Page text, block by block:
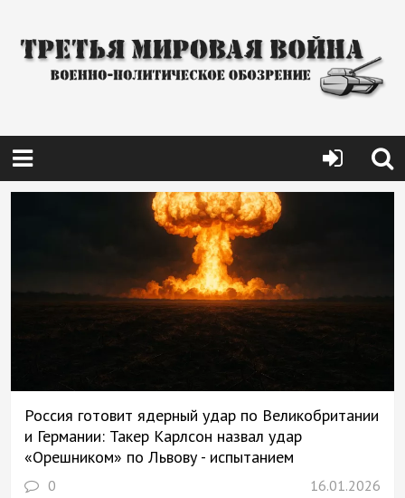
Россия готовит ядерный удар по Великобритании
и Германии: Такер Карлсон назвал удар
«Орешником» по Львову - испытанием
0 16.01.2026